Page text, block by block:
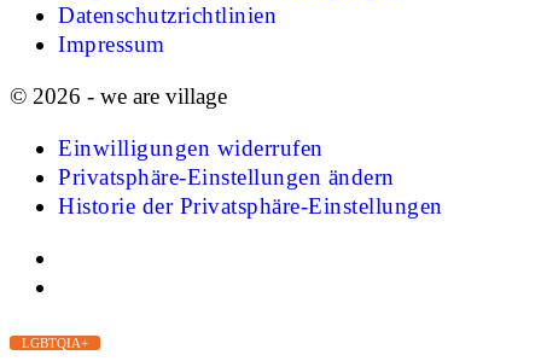
Datenschutzrichtlinien
Impressum
© 2026 - we are village
Einwilligungen widerrufen
Privatsphäre-Einstellungen ändern
Historie der Privatsphäre-Einstellungen
LGBTQIA+